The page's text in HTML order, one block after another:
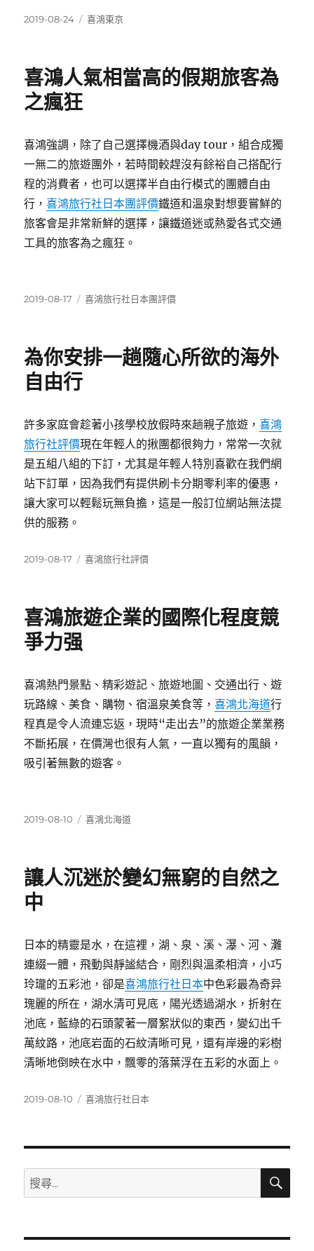
發
2019-08-24
分
喜鴻東京
喜鴻人氣相當高的假期旅客為
之瘋狂
喜鴻強調，除了自己選擇機酒與day tour，組合成獨
一無二的旅遊團外，若時間較趕沒有餘裕自己搭配行
程的消費者，也可以選擇半自由行模式的團體自由
行，喜鴻旅行社日本團評價鐵道和溫泉對想要嘗鮮的
旅客會是非常新鮮的選擇，讓鐵道迷或熱愛各式交通
工具的旅客為之瘋狂。
發
2019-08-17
分
喜鴻旅行社日本團評價
為你安排一趟隨心所欲的海外
自由行
許多家庭會趁著小孩學校放假時來趟親子旅遊，喜鴻
旅行社評價現在年輕人的揪團都很夠力，常常一次就
是五組八組的下訂，尤其是年輕人特別喜歡在我們網
站下訂單，因為我們有提供刷卡分期零利率的優惠，
讓大家可以輕鬆玩無負擔，這是一般訂位網站無法提
供的服務。
發
2019-08-17
分
喜鴻旅行社評價
喜鴻旅遊企業的國際化程度競
爭力强
喜鴻熱門景點、精彩遊記、旅遊地圖、交通出行、遊
玩路線、美食、購物、宿溫泉美食等，喜鴻北海道行
程真是令人流連忘返，現時“走出去”的旅遊企業業務
不斷拓展，在價灣也很有人氣，一直以獨有的風韻，
吸引著無數的遊客。
發
2019-08-10
分
喜鴻北海道
讓人沉迷於變幻無窮的自然之
中
日本的精靈是水，在這裡，湖、泉、溪、瀑、河、灘
連綴一體，飛動與靜謐結合，剛烈與溫柔相濟，小巧
玲瓏的五彩池，卻是喜鴻旅行社日本中色彩最為奇异
瑰麗的所在，湖水清可見底，陽光透過湖水，折射在
池底，藍綠的石頭蒙著一層絮狀似的東西，變幻出千
萬紋路，池底岩面的石紋清晰可見，還有岸邊的彩樹
清晰地倒映在水中，飄零的落葉浮在五彩的水面上。
發
2019-08-10
分
喜鴻旅行社日本
搜
尋
鍵
搜